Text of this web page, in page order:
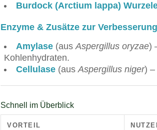
Burdock (Arctium lappa)
Enzyme & Zusätze zur
Amylase (ausAspergillus oryzae)
Kohlenhydraten.
Cellulase (ausAspergillus niger) –
Schnell im Überblick
VORTEIL